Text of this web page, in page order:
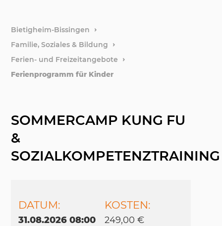
Bietigheim-Bissingen
Familie, Soziales & Bildung
Ferien- und Freizeitangebote
Ferienprogramm für Kinder
SOMMERCAMP KUNG FU
&
SOZIALKOMPETENZTRAINING
DATUM:
31.08.2026 08:00
KOSTEN:
249,00 €